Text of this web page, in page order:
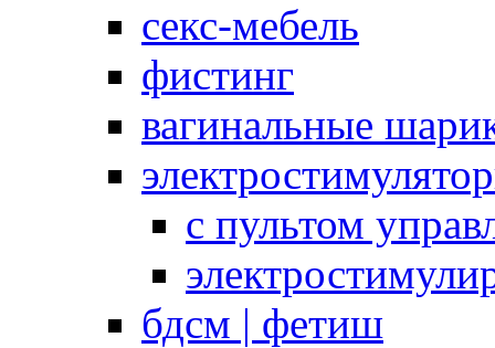
секс-мебель
фистинг
вагинальные
с пультом
бдсм | фетиш